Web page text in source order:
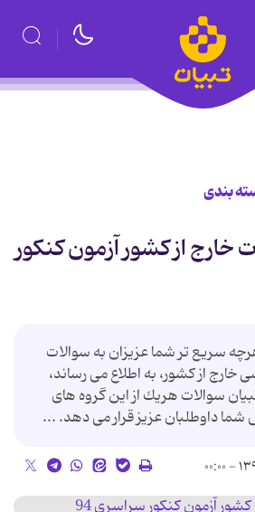
بندی
خارج از کشور آزمون کنکور
سریع تر شما عزیزان به سوالات
خارج از کشور، به اطلاع می رساند،
سوالات هریك از این گروه های
شما داوطلبان عزیز قرار می دهد. ...